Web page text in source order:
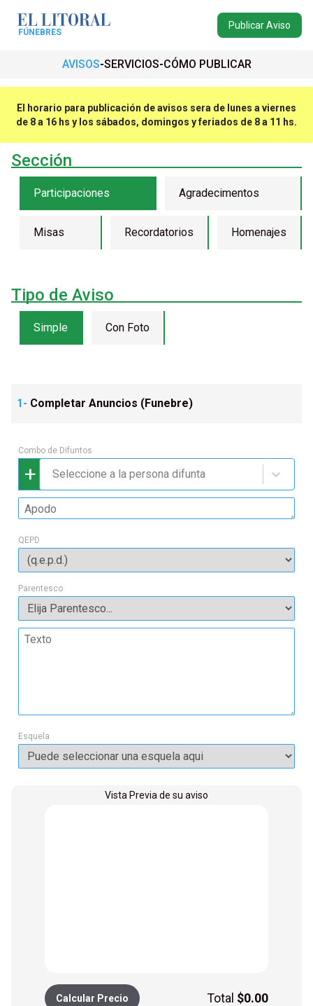
FÚNEBRES
Publicar Aviso
AVISOS SERVICIOS CÓMO PUBLICAR
El horario para publicación de avisos sera de lunes a viernes
de 8 a 16 hs y los sábados, domingos y feriados de 8 a 11 hs.
Sección
Participaciones Agradecimentos
Misas Recordatorios Homenajes
Tipo de Aviso
Simple Con Foto
1- Completar Anuncios (Funebre)
Combo de Difuntos
+ Seleccione a la persona difunta
QEPD
Parentesco
Esquela
Vista Previa de su aviso
Calcular Precio Total $0.00